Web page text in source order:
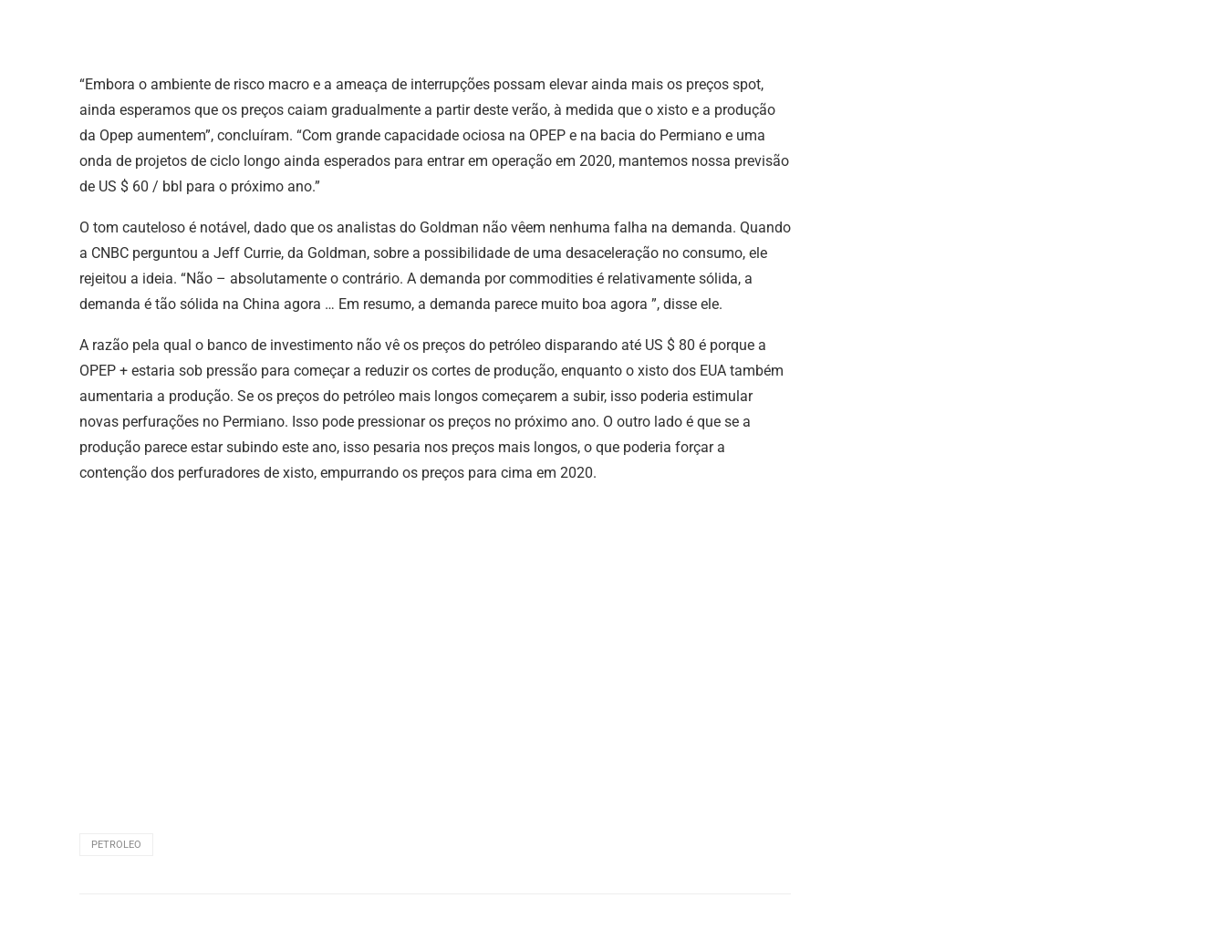
“Embora o ambiente de risco macro e a ameaça de interrupções possam elevar ainda mais os preços spot,
ainda esperamos que os preços caiam gradualmente a partir deste verão, à medida que o xisto e a produção
da Opep aumentem”, concluíram. “Com grande capacidade ociosa na OPEP e na bacia do Permiano e uma
onda de projetos de ciclo longo ainda esperados para entrar em operação em 2020, mantemos nossa previsão
de US $ 60 / bbl para o próximo ano.”
O tom cauteloso é notável, dado que os analistas do Goldman não vêem nenhuma falha na demanda. Quando
a CNBC perguntou a Jeff Currie, da Goldman, sobre a possibilidade de uma desaceleração no consumo, ele
rejeitou a ideia. “Não – absolutamente o contrário. A demanda por commodities é relativamente sólida, a
demanda é tão sólida na China agora … Em resumo, a demanda parece muito boa agora ”, disse ele.
A razão pela qual o banco de investimento não vê os preços do petróleo disparando até US $ 80 é porque a
OPEP + estaria sob pressão para começar a reduzir os cortes de produção, enquanto o xisto dos EUA também
aumentaria a produção. Se os preços do petróleo mais longos começarem a subir, isso poderia estimular
novas perfurações no Permiano. Isso pode pressionar os preços no próximo ano. O outro lado é que se a
produção parece estar subindo este ano, isso pesaria nos preços mais longos, o que poderia forçar a
contenção dos perfuradores de xisto, empurrando os preços para cima em 2020.
PETROLEO